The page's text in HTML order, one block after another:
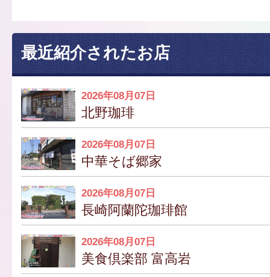
最近紹介されたお店
2026年08月07日
北野珈琲
2026年08月07日
中華そば郷家
2026年08月07日
長崎阿蘭陀珈琲館
2026年08月07日
美食倶楽部 富高岩